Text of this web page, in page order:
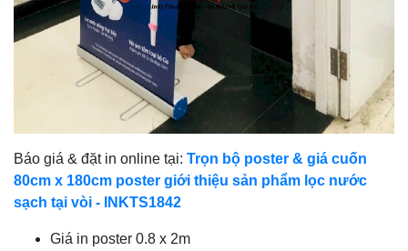
Báo giá & đặt in online tại: Trọn bộ poster & giá cuốn
80cm x 180cm poster giới thiệu sản phẩm lọc nước
sạch tại vòi - INKTS1842
Giá in poster 0.8 x 2m